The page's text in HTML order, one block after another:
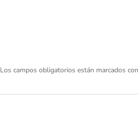
Los campos obligatorios están marcados con